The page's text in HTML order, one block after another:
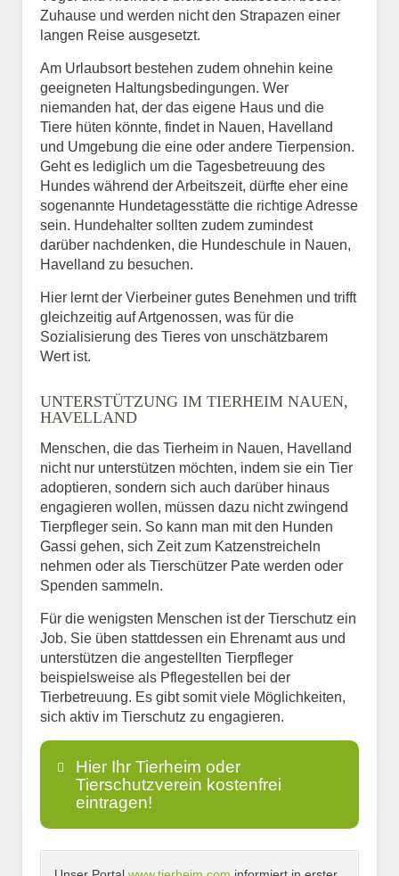
Zuhause und werden nicht den Strapazen einer
langen Reise ausgesetzt.
Am Urlaubsort bestehen zudem ohnehin keine
geeigneten Haltungsbedingungen. Wer
niemanden hat, der das eigene Haus und die
Tiere hüten könnte, findet in Nauen, Havelland
und Umgebung die eine oder andere Tierpension.
Geht es lediglich um die Tagesbetreuung des
Hundes während der Arbeitszeit, dürfte eher eine
sogenannte Hundetagesstätte die richtige Adresse
sein. Hundehalter sollten zudem zumindest
darüber nachdenken, die Hundeschule in Nauen,
Havelland zu besuchen.
Hier lernt der Vierbeiner gutes Benehmen und trifft
gleichzeitig auf Artgenossen, was für die
Sozialisierung des Tieres von unschätzbarem
Wert ist.
UNTERSTÜTZUNG IM TIERHEIM NAUEN,
HAVELLAND
Menschen, die das Tierheim in Nauen, Havelland
nicht nur unterstützen möchten, indem sie ein Tier
adoptieren, sondern sich auch darüber hinaus
engagieren wollen, müssen dazu nicht zwingend
Tierpfleger sein. So kann man mit den Hunden
Gassi gehen, sich Zeit zum Katzenstreicheln
nehmen oder als Tierschützer Pate werden oder
Spenden sammeln.
Für die wenigsten Menschen ist der Tierschutz ein
Job. Sie üben stattdessen ein Ehrenamt aus und
unterstützen die angestellten Tierpfleger
beispielsweise als Pflegestellen bei der
Tierbetreuung. Es gibt somit viele Möglichkeiten,
sich aktiv im Tierschutz zu engagieren.
Hier Ihr Tierheim oder
Tierschutzverein kostenfrei
eintragen!